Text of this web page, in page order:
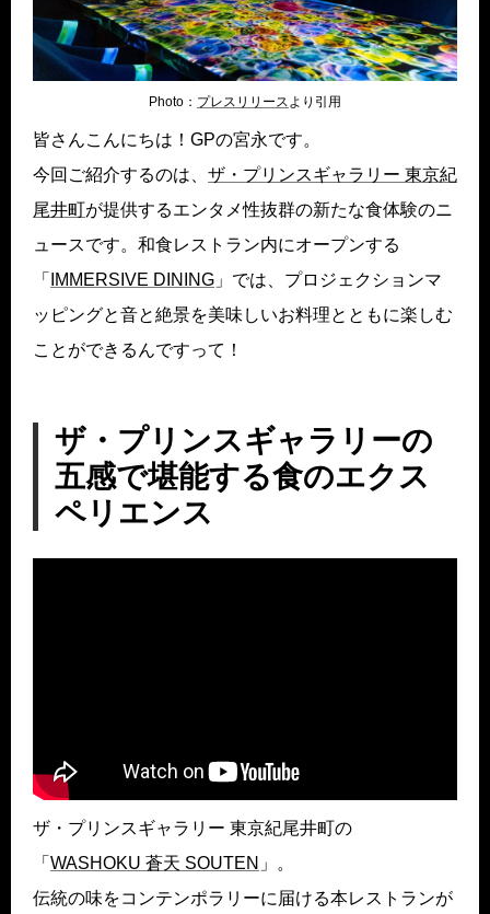
Photo： プレスリリースより引用
皆さんこんにちは！GPの宮永です。
今回ご紹介するのは、 ザ・プリンスギャラリー 東京紀
尾井町が提供するエンタメ性抜群の新たな食体験のニ
ュースです。和食レストラン内にオープンする
「
IMMERSIVE DINING 」では、プロジェクションマ
ッピングと音と絶景を美味しいお料理とともに楽しむ
ことができるんですって！
ザ・プリンスギャラリーの
五感で堪能する食のエクス
ペリエンス
ザ・プリンスギャラリー 東京紀尾井町の
「 WASHOKU 蒼天 SOUTEN 」。
伝統の味をコンテンポラリーに届ける本レストランが